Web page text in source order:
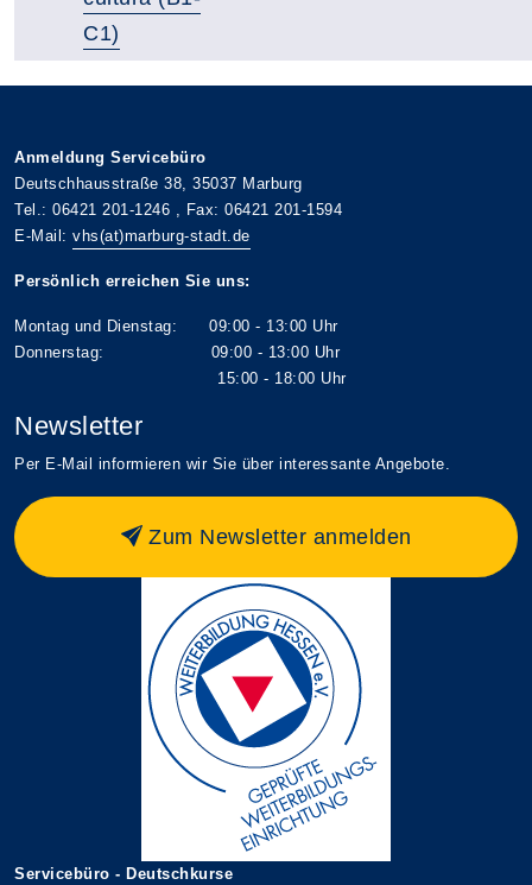
C1)
Anmeldung Servicebüro
Deutschhausstraße 38, 35037 Marburg
Tel.: 06421 201-1246 , Fax: 06421 201-1594
E-Mail: vhs(at)marburg-stadt.de
Persönlich erreichen Sie uns:
Montag und Dienstag: 09:00 - 13:00 Uhr
Donnerstag: 09:00 - 13:00 Uhr
15:00 - 18:00 Uhr
Newsletter
Per E-Mail informieren wir Sie über interessante Angebote.
Zum Newsletter anmelden
Servicebüro - Deutschkurse